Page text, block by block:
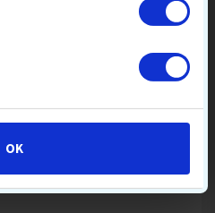
OK
TITLEIST PRO V1